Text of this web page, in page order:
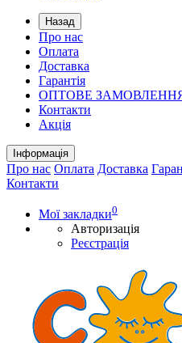
Назад
Про нас
Оплата
Доставка
Гарантія
ОПТОВЕ
Контакти
Акція
Інформація
Про нас Оплата Доставка
Контакти
Мої закладки0
Авторизація
Реєстрація